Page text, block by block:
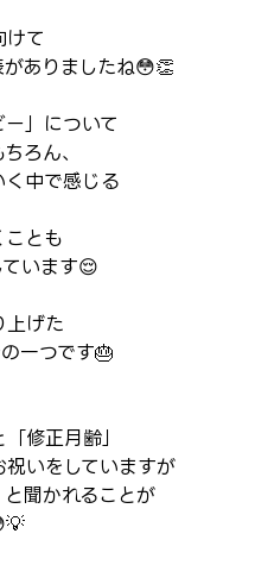
て
ありましたね😳👏
」について
ろん、
中で感じる
とも
います😌
上げた
一つです🎂
修正月齢」
いをしていますが
聞かれることが